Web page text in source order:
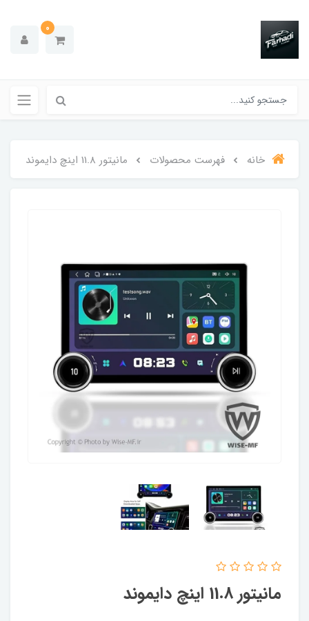
0
خانه فهرست محصولات مانیتور 11.8 اینچ دایموند
مانیتور 11.8 اینچ دایموند